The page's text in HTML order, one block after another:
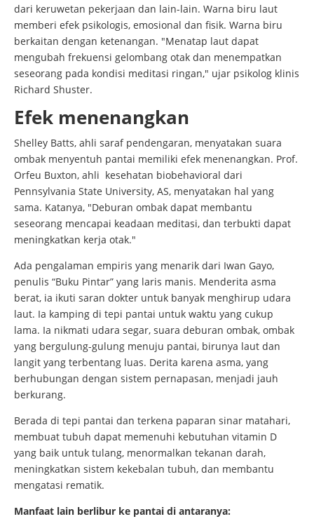
dari keruwetan pekerjaan dan lain-lain. Warna biru laut
memberi efek psikologis, emosional dan fisik. Warna biru
berkaitan dengan ketenangan. "Menatap laut dapat
mengubah frekuensi gelombang otak dan menempatkan
seseorang pada kondisi meditasi ringan," ujar psikolog klinis
Richard Shuster.
Efek menenangkan
Shelley Batts, ahli saraf pendengaran, menyatakan suara
ombak menyentuh pantai memiliki efek menenangkan. Prof.
Orfeu Buxton, ahli kesehatan biobehavioral dari
Pennsylvania State University, AS, menyatakan hal yang
sama. Katanya, "Deburan ombak dapat membantu
seseorang mencapai keadaan meditasi, dan terbukti dapat
meningkatkan kerja otak."
Ada pengalaman empiris yang menarik dari Iwan Gayo,
penulis “Buku Pintar” yang laris manis. Menderita asma
berat, ia ikuti saran dokter untuk banyak menghirup udara
laut. Ia kamping di tepi pantai untuk waktu yang cukup
lama. Ia nikmati udara segar, suara deburan ombak, ombak
yang bergulung-gulung menuju pantai, birunya laut dan
langit yang terbentang luas. Derita karena asma, yang
berhubungan dengan sistem pernapasan, menjadi jauh
berkurang.
Berada di tepi pantai dan terkena paparan sinar matahari,
membuat tubuh dapat memenuhi kebutuhan vitamin D
yang baik untuk tulang, menormalkan tekanan darah,
meningkatkan sistem kekebalan tubuh, dan membantu
mengatasi rematik.
Manfaat lain berlibur ke pantai di antaranya: